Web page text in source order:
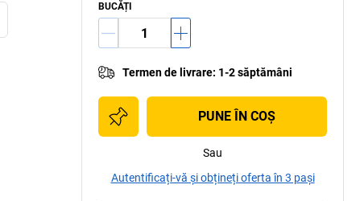
BUCĂȚI
Termen de livrare: 1-2 săptămâni
PUNE ÎN COŞ
Sau
Autentificați-vă și obțineți oferta în 3 pași